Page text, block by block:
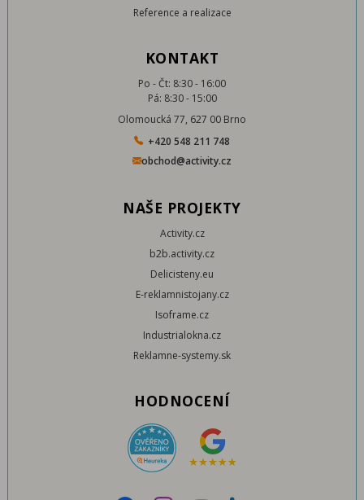
Reference a realizace
KONTAKT
Po - Čt: 8:30 - 16:00
Pá: 8:30 - 15:00
Olomoucká 77, 627 00 Brno
+420 548 211 748
obchod@activity.cz
NAŠE PROJEKTY
Activity.cz
b2b.activity.cz
Delicisteny.eu
E-reklamnistojany.cz
Isoframe.cz
Industrialokna.cz
Reklamne-systemy.sk
HODNOCENÍ